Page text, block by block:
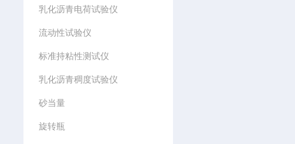
乳化沥青电荷试验仪
流动性试验仪
标准持粘性测试仪
乳化沥青稠度试验仪
砂当量
旋转瓶